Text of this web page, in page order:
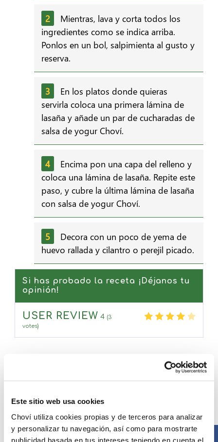
Este sitio web usa cookies
Choví utiliza cookies propias y de terceros para analizar
y personalizar tu navegación, así como para mostrarte
publicidad basada en tus intereses teniendo en cuenta el
Mientras, lava y corta todos los
ingredientes como se indica arriba.
Ponlos en un bol, salpimienta al gusto y
reserva.
En los platos donde quieras
servirla coloca una primera lámina de
lasaña y añade un par de cucharadas de
salsa de yogur Choví.
Encima pon una capa del relleno y
coloca una lámina de lasaña. Repite este
paso, y cubre la última lámina de lasaña
con salsa de yogur Choví.
Decora con un poco de yema de
huevo rallada y cilantro o perejil picado.
Si has probado la receta ¡Déjanos tu
opinión!
USER REVIEW 4 (3
votes)
Compártelo ahora